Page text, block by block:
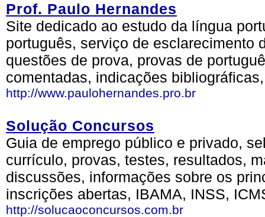
Prof. Paulo Hernandes
Site dedicado ao estudo da língua
português, serviço de esclarecimento
questões de prova, provas de
comentadas, indicações
http://www.paulohernandes.pro.br
Solução Concursos
Guia de emprego público e privado,
currículo, provas, testes, resultados,
discussões, informações sobre os
inscrições abertas, IBAMA, INSS,
http://solucaoconcursos.com.br